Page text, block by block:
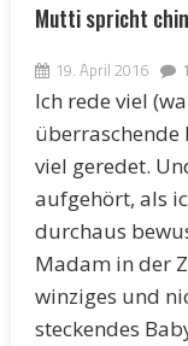
Mutti spricht
19. April 2016
Ich rede viel
überraschende
viel geredet.
aufgehört, als
durchaus
Madam in der
winziges und
steckendes